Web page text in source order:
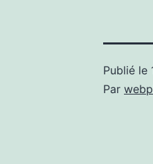
Publié le
Par